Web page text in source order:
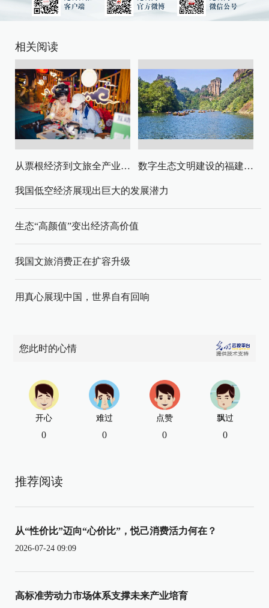
相关阅读
从票根经济到文旅全产业链升级 数字生态文明建设的福建路径与启示
我国低空经济展现出巨大的发展潜力
生态“高颜值”变出经济高价值
我国文旅消费正在扩容升级
用真心展现中国，世界自有回响
您此时的心情
开心
0
难过
0
点赞
0
飘过
0
推荐阅读
从“性价比”迈向“心价比”，悦己消费活力何在？
2026-07-24 09:09
高标准劳动力市场体系支撑未来产业培育